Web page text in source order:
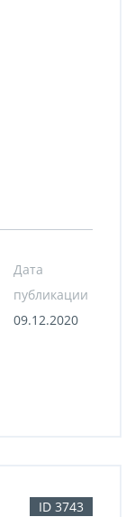
Дата
публикации
09.12.2020
ID 3743